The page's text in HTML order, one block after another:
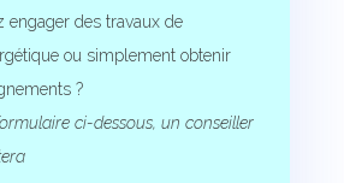
engager des travaux de
ou simplement obtenir
?
ci-dessous, un conseiller